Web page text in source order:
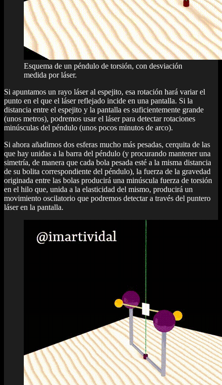
Esquema de un péndulo de torsión, con desviación
medida por láser.
Si apuntamos un rayo láser al espejito, esa rotación hará variar el
punto en el que el láser reflejado incide en una pantalla. Si la
distancia entre el espejito y la pantalla es suficientemente grande
(unos metros), podremos usar el láser para detectar rotaciones
minúsculas del péndulo (unos pocos minutos de arco).
Si ahora añadimos dos esferas mucho más pesadas, cerquita de las
que hay unidas a la barra del péndulo (y procurando mantener una
simetría, de manera que cada bola pesada esté a la misma distancia
de su bolita correspondiente del péndulo), la fuerza de la gravedad
originada entre las bolas producirá una minúscula fuerza de torsión
en el hilo que, unida a la elasticidad del mismo, producirá un
movimiento oscilatorio que podremos detectar a través del puntero
láser en la pantalla.